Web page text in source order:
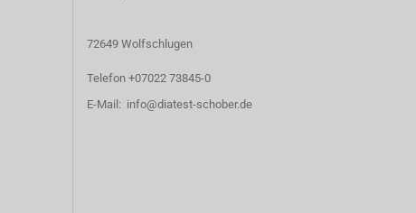
72649 Wolfschlugen
Telefon +07022 73845-0
E-Mail: info@diatest-schober.de